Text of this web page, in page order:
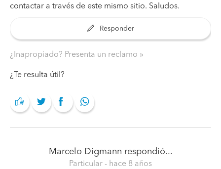
contactar a través de este mismo sitio. Saludos.
Responder
¿Inapropiado? Presenta un reclamo
¿Te resulta útil?
Marcelo Digmann respondió...
Particular - hace 8 años